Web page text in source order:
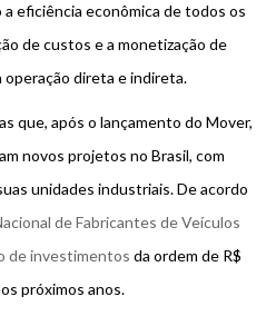
eficiência econômica de todos os
de custos e a monetização de
direta e indireta.
que, após o lançamento do Mover,
novos projetos no Brasil, com
unidades industriais. De acordo
de Fabricantes de Veículos
de investimentos da ordem de R$
próximos anos.